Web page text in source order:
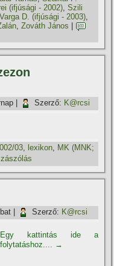
(ifjúsági - 2002) ,Szili
Varga D. (ifjúsági - 2003)
,Zováth János
Szerző: K@rcsi
03, lexikon, MK (MNK;
Szerző: K@rcsi
Egy kattintás ide a
folytatáshoz....
→